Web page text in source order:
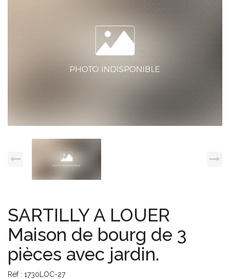
SARTILLY A LOUER
Maison de bourg de 3
pièces avec jardin.
Réf : 1730LOC-27